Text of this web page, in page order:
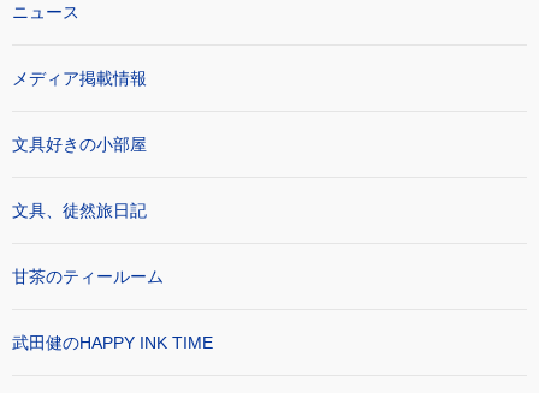
ニュース
メディア掲載情報
文具好きの小部屋
文具、徒然旅日記
甘茶のティールーム
武田健のHAPPY INK TIME